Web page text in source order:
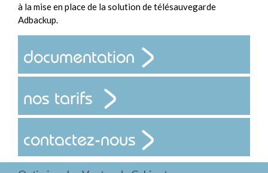
à la mise en place de la solution de télésauvegarde
Adbackup.